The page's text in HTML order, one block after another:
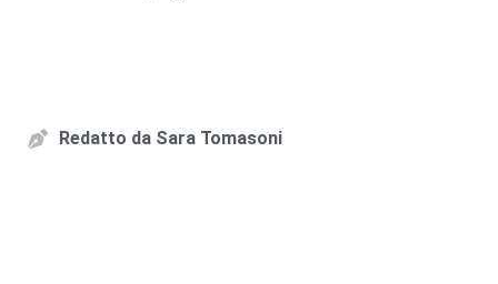
Redatto da Sara Tomasoni